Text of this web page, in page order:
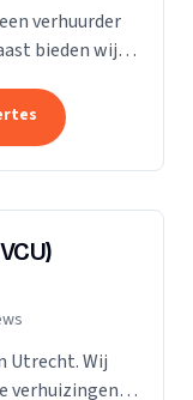
verhuurder
bieden wij
Utrecht. Wij
verhuizingen.